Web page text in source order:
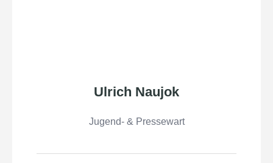
Ulrich Naujok
Jugend- & Pressewart